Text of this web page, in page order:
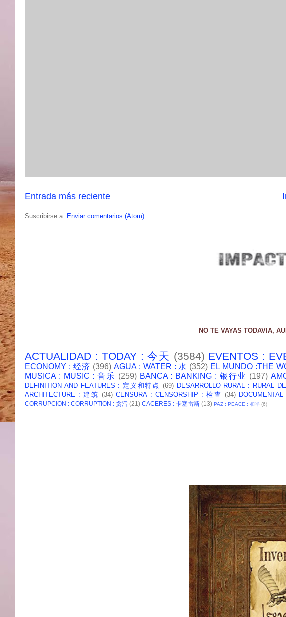
Entrada más reciente
Suscribirse a: Enviar comentarios (Atom)
NO TE VAYAS TODAVIA,
ACTUALIDAD : TODAY : 今天 (3584) EVENTOS :
ECONOMY : 经济 (396) AGUA : WATER : 水 (352) EL MUNDO :THE
MUSICA : MUSIC : 音乐 (259) BANCA : BANKING : 银行业 (197)
DEFINITION AND FEATURES : 定义和特点 (69) DESARROLLO RURAL : RURAL
ARCHITECTURE : 建筑 (34) CENSURA : CENSORSHIP : 检查 (34)
CORRUPCION : CORRUPTION : 贪污 (21) CACERES : 卡塞雷斯 (13) PAZ : PEACE : 和平 (6)